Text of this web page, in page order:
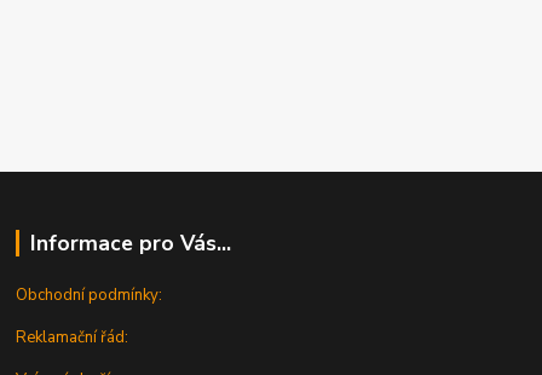
Informace pro Vás...
Obchodní podmínky:
Reklamační řád: